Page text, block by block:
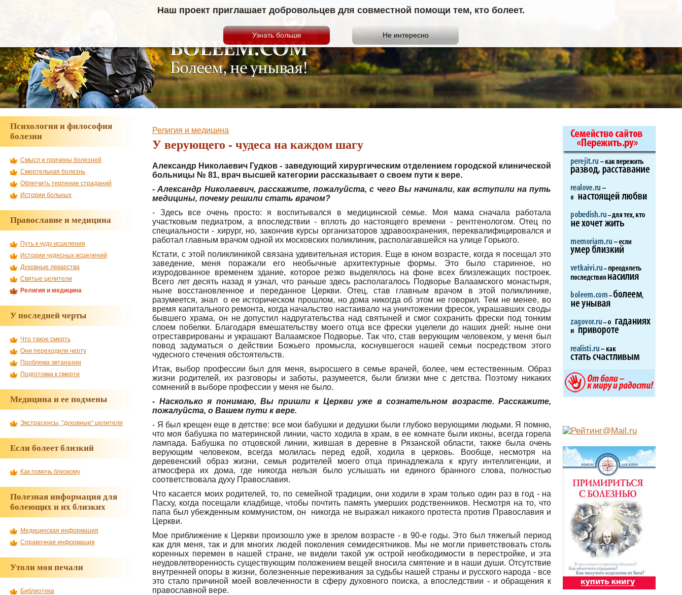
Наш проект приглашает добровольцев для совместной помощи тем, кто болеет.
Религия и медицина
У верующего - чудеса на каждом шагу
Александр Николаевич Гудков - заведующий хирургическим отделением городской клинической
больницы № 81, врач высшей категории рассказывает о своем пути к вере.
- Александр Николаевич, расскажите, пожалуйста, с чего Вы начинали, как вступили на путь
медицины, почему решили стать врачом?
- Здесь все очень просто: я воспитывался в медицинской семье. Моя мама сначала работала
участковым педиатром, а впоследствии - вплоть до настоящего времени - рентгенологом. Отец по
специальности - хирург, но, закончив курсы организаторов здравоохранения, переквалифицировался и
работал главным врачом одной их московских поликлиник, располагавшейся на улице Горького.
Кстати, с этой поликлиникой связана удивительная история. Еще в юном возрасте, когда я посещал это
заведение, меня поражали его необычные архитектурные формы. Это было старинное, но
изуродованное временем здание, которое резко выделялось на фоне всех близлежащих построек.
Всего лет десять назад я узнал, что раньше здесь располагалось Подворье Валаамского монастыря,
ныне восстановленное и переданное Церкви. Отец, став главным врачом в этой поликлинике,
разумеется, знал о ее историческом прошлом, но дома никогда об этом не говорил. Тем не менее, во
время капитального ремонта, когда начальство настаивало на уничтожении фресок, украшавших своды
бывшего храма, он не допустил надругательства над святыней и смог сохранить фрески под тонким
слоем побелки. Благодаря вмешательству моего отца все фрески уцелели до наших дней: ныне они
отреставрированы и украшают Валаамское Подворье. Так что, став верующим человеком, у меня был
повод задуматься о действии Божьего промысла, коснувшегося нашей семьи посредством этого
чудесного стечения обстоятельств.
Итак, выбор профессии был для меня, выросшего в семье врачей, более, чем естественным. Образ
жизни родителей, их разговоры и заботы, разумеется, были близки мне с детства. Поэтому никаких
сомнений в выборе профессии у меня не было.
- Насколько я понимаю, Вы пришли к Церкви уже в сознательном возрасте. Расскажите,
пожалуйста, о Вашем пути к вере.
- Я был крещен еще в детстве: все мои бабушки и дедушки были глубоко верующими людьми. Я помню,
что моя бабушка по материнской линии, часто ходила в храм, в ее комнате были иконы, всегда горела
лампада. Бабушка по отцовской линии, жившая в деревне в Рязанской области, также была очень
верующим человеком, всегда молилась перед едой, ходила в церковь. Вообще, несмотря на
деревенский образ жизни, семья родителей моего отца принадлежала к кругу интеллигенции, и
атмосфера их дома, где никогда нельзя было услышать ни единого бранного слова, полностью
соответствовала духу Православия.
Что касается моих родителей, то, по семейной традиции, они ходили в храм только один раз в год - на
Пасху, когда посещали кладбище, чтобы почтить память умерших родственников. Несмотря на то, что
папа был убежденным коммунистом, он никогда не выражал никакого протеста против Православия и
Церкви.
Мое приближение к Церкви произошло уже в зрелом возрасте - в 90-е годы. Это был тяжелый период
как для меня, так и для многих людей поколения семидесятников. Мы не могли приветствовать столь
коренных перемен в нашей стране, не видели такой уж острой необходимости в перестройке, и эта
неудовлетворенность существующим положением вещей вносила смятение и в наши души. Отсутствие
внутренней опоры в жизни, болезненные переживания за судьбы нашей страны и русского народа - все
это стало причиной моей вовлеченности в сферу духовного поиска, а впоследствии - и обращения к
православной вере.
Психология и философия
болезни
Смысл и причины болезней
Смертельная болезнь
Облегчить терпение страданий
Истории больных
Православие и медицина
Путь к чуду исцеления
Истории чудесных исцелений
Духовные лекарства
Святые целители
Религия и медицина
У последней черты
Что такое смерть
Они переходили черту
Проблема эвтаназии
Подготовка к смерти
Медицина и ее подмены
Экстрасенсы, "духовные" целители
Если болеет близкий
Как помочь близкому
Полезная информация для
болеющих и их близких
Медицинская информация
Справочная информация
Утоли моя печали
Библиотека